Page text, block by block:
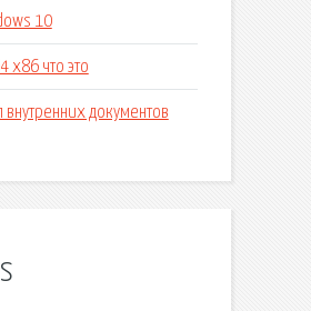
10
x86 что это
внутренних документов